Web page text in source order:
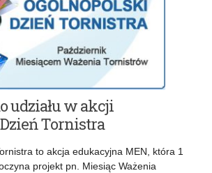
udziału w akcji
Tornistra
to akcja edukacyjna MEN, która 1
projekt pn. Miesiąc Ważenia